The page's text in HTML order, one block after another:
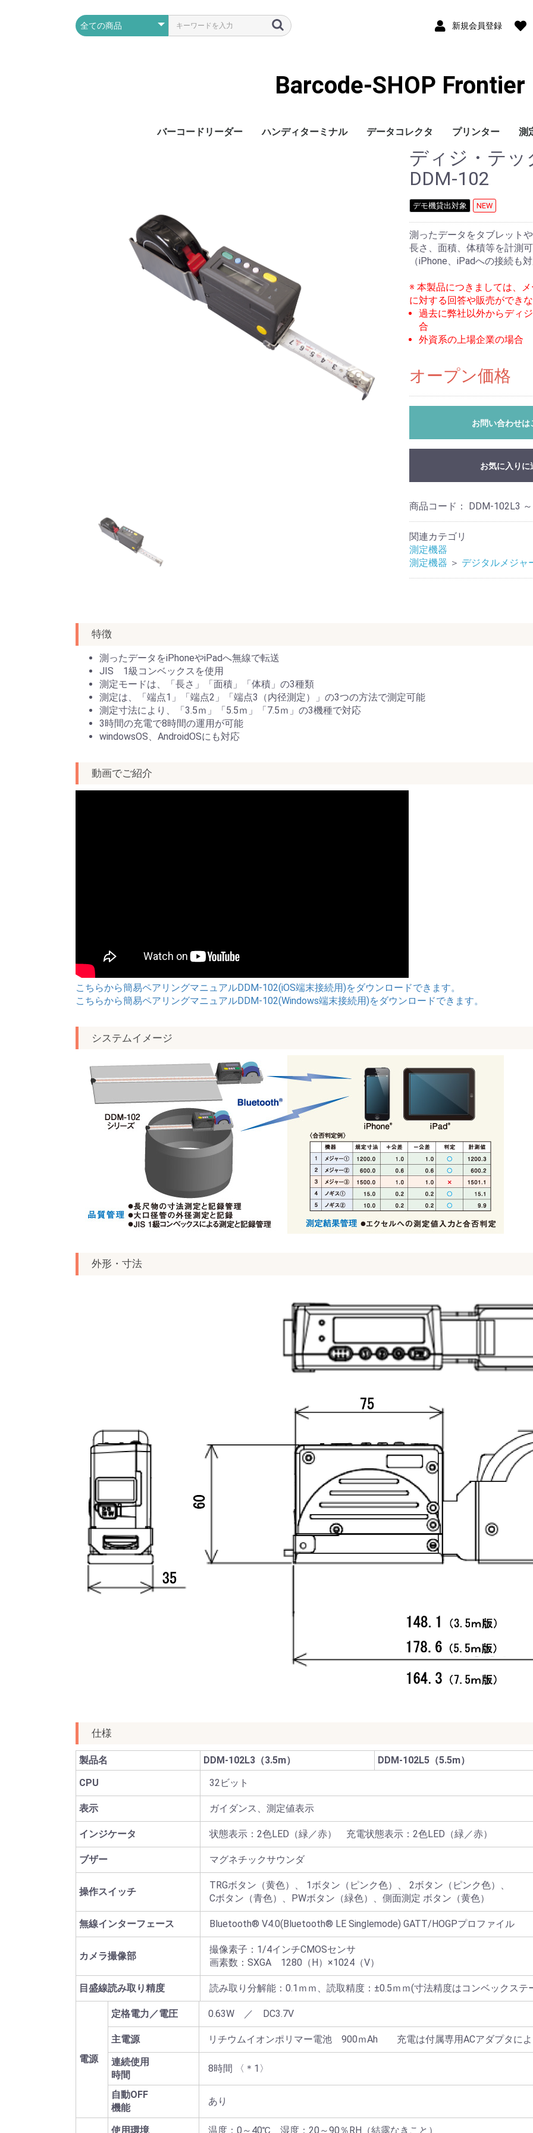
新規会員登録
Barcode-SHOP Frontier
バーコードリーダー ハンディターミナル データコレクタ
1次元バーコード
2次元バーコード
プリンター
プリンター本体
測
計
デ
ディジ・テ
DDM-102
デモ機貸出対象 NEW
測ったデータをタブレット
長さ、面積、体積等を計測
（iPhone、iPadへの接続も
※ 本製品につきましては、
に対する回答や販売ができ
過去に弊社以外からディ
合
外資系の上場企業の場合
オープン価格
お問い合わせは
お気に入りに
商品コード： DDM-102L3
関連カテゴリ
測定機器
測定機器 ＞ デジタルメジャ
特徴
測ったデータをiPhoneやiPadへ無線で転送
JIS 1級コンベックスを使用
測定モードは、「長さ」「面積」「体積」の3種類
測定は、「端点1」「端点2」「端点3（内径測定）」の3つの方法で測定可能
測定寸法により、「3.5ｍ」「5.5ｍ」「7.5ｍ」の3機種で対応
3時間の充電で8時間の運用が可能
windowsOS、AndroidOSにも対応
動画でご紹介
こちらから簡易ペアリングマニュアルDDM-102(iOS端末接続用)をダウンロードできます。
こちらから簡易ペアリングマニュアルDDM-102(Windows端末接続用)をダウンロードできます。
システムイメージ
外形・寸法
仕様
製品名 DDM-102L3（3.5m）
DDM-102L5（5.5m）
CPU
32ビット
表示 ガイダンス、測定値表示
インジケータ 状態表示：2色LED（緑／赤） 充電状態表示：2色LED（緑／赤）
ブザー マグネチックサウンダ
操作スイッチ
TRGボタン（黄色）、 1ボタン（ピンク色）、 2ボタン（ピンク色）、
Cボタン（青色）、PWボタン（緑色）、側面測定 ボタン（黄色）
無線インターフェース Bluetooth® V4.0(Bluetooth® LE Singlemode) GATT/HOGPプロファイル
カメラ撮像部
撮像素子：1/4インチCMOSセンサ
画素数：SXGA 1280（H）×1024（V）
目盛線読み取り精度 読み取り分解能：0.1ｍｍ、読取精度：±0.5ｍｍ(寸法精度はコンベックステ
電源
定格電力／電圧 0.63W ／ DC3.7V
主電源
リチウムイオンポリマー電池 900ｍAh 充電は付属専用ACアダプタに
連続使用
時間
8時間 〈＊1〉
自動OFF
機能
あり
使用環境 温度：0～40℃ 湿度：20～90％RH（結露なきこと）